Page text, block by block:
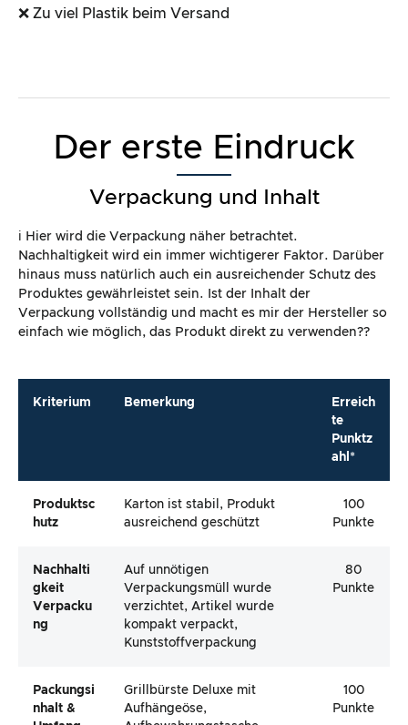
❌ Zu viel Plastik beim Versand
Der erste Eindruck
Verpackung und Inhalt
ℹ️ Hier wird die Verpackung näher betrachtet.
Nachhaltigkeit wird ein immer wichtigerer Faktor. Darüber
hinaus muss natürlich auch ein ausreichender Schutz des
Produktes gewährleistet sein. Ist der Inhalt der
Verpackung vollständig und macht es mir der Hersteller so
einfach wie möglich, das Produkt direkt zu verwenden??
Kriterium Bemerkung
Erreich
te
Punktz
ahl*
Produktsc
Hutz
Karton ist stabil, Produkt
ausreichend geschützt
100
Punkte
Nachhalti
Gkeit
Verpacku
Ng
Auf unnötigen
Verpackungsmüll wurde
verzichtet, Artikel wurde
kompakt verpackt,
Kunststoffverpackung
80
Punkte
Packungsi
Nhalt &
Grillbürste Deluxe mit
Aufhängeöse,
100
Punkte